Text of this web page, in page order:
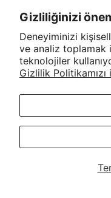
Gizliliğinizi
Deneyiminizi
ve analiz toplamak
teknolojiler
Gizlilik Politikamızı
Saklama ve İmha
Satış Sözleşmesi
Teslimat Koşulları
Sıkça Sorulan Sorular
Blog
© 2026Cipo & Baxx.